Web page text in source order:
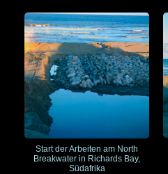
Start der Arbeiten am North
Breakwater in Richards Bay,
Südafrika